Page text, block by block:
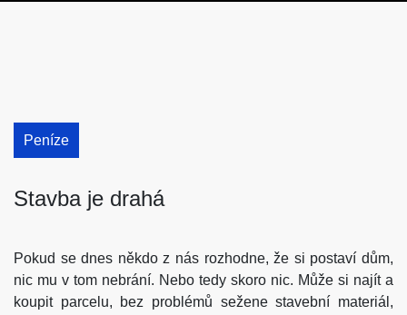
Peníze
Stavba je drahá
Pokud se dnes někdo z nás rozhodne, že si postaví dům,
nic mu v tom nebrání. Nebo tedy skoro nic. Může si najít a
koupit parcelu, bez problémů sežene stavební materiál,